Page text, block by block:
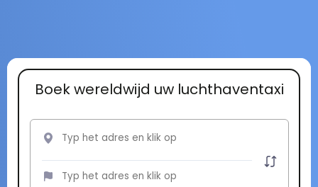
Boek wereldwijd uw luchthaventaxi